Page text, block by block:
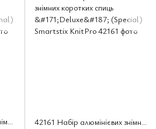
42140 Набір алюмінієвих знімних спиць «Deluxe» (Normal) Smartstix KnitPro
42161 Набір алюмінієвих знімних коротких спиць «Deluxe» (Special) Smartstix KnitPro